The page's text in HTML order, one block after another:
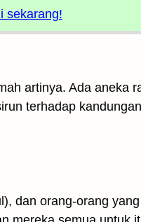
sekarang!
artinya. Ada aneka
terhadap
dan orang-orang